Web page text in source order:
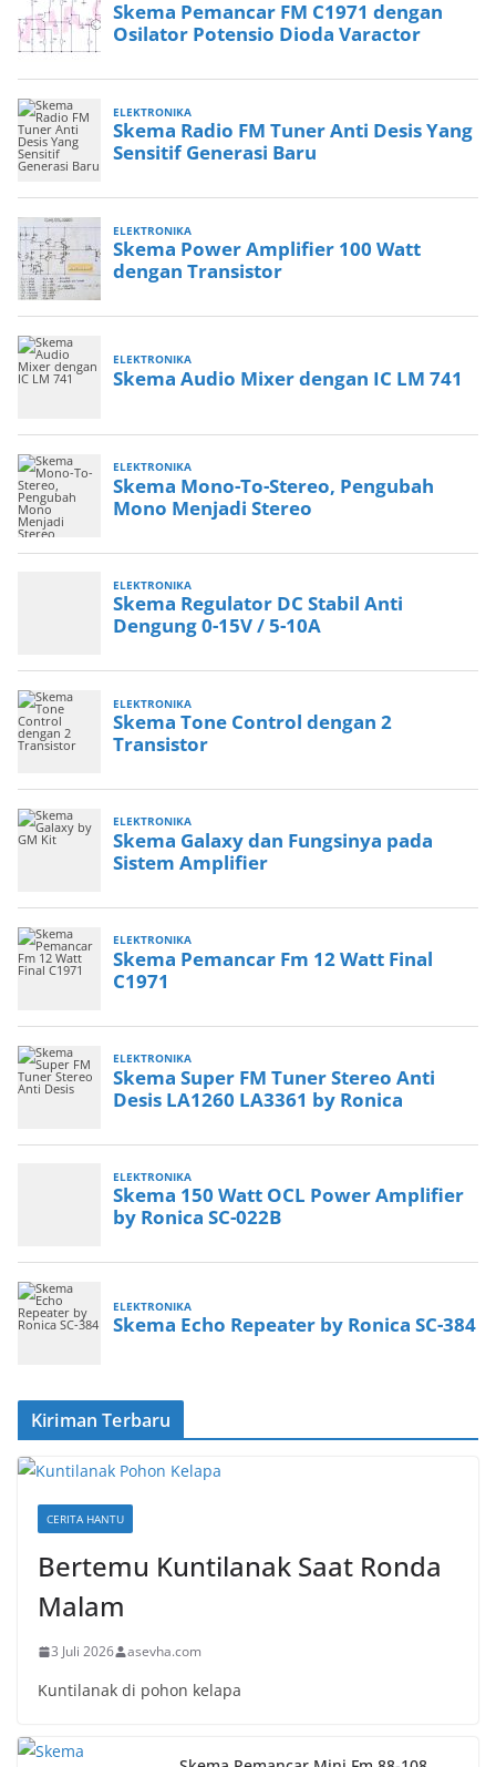
Kiriman Terbaru
CERITA HANTU
Bertemu Kuntilanak Saat Ronda
Malam
3 Juli 2026 asevha.com
Kuntilanak di pohon kelapa